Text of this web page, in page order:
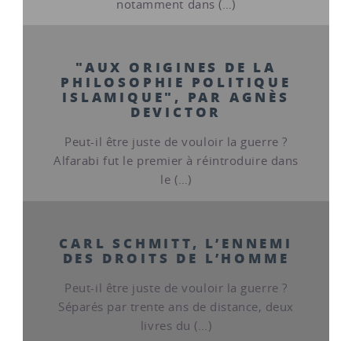
notamment dans (…)
"AUX ORIGINES DE LA
PHILOSOPHIE POLITIQUE
ISLAMIQUE", PAR AGNÈS
DEVICTOR
Peut-il être juste de vouloir la guerre ?
Alfarabi fut le premier à réintroduire dans
le (…)
CARL SCHMITT, L’ENNEMI
DES DROITS DE L’HOMME
Peut-il être juste de vouloir la guerre ?
Séparés par trente ans de distance, deux
livres du (…)